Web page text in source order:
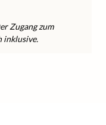
Zugang zum
inklusive.